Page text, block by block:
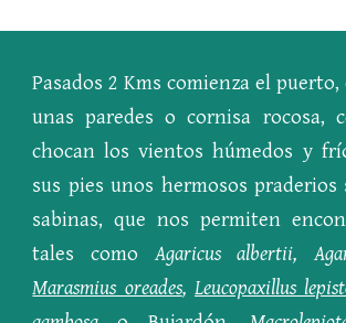
Pasados 2 Kms comienza el
unas paredes o cornisa rocosa,
chocan los vientos húmedos y
sus pies unos hermosos praderios
sabinas, que nos permiten
tales comoAgaricus albertii,
Marasmius oreades, Leucopaxillus